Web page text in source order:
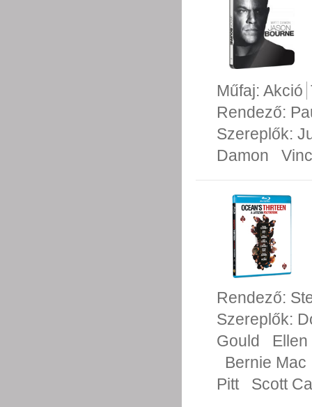
Műfaj: Akció
Rendező:
Szereplők:
Damon
Rendező:
Szereplők:
Gould
Bernie Mac
Pitt
Scott